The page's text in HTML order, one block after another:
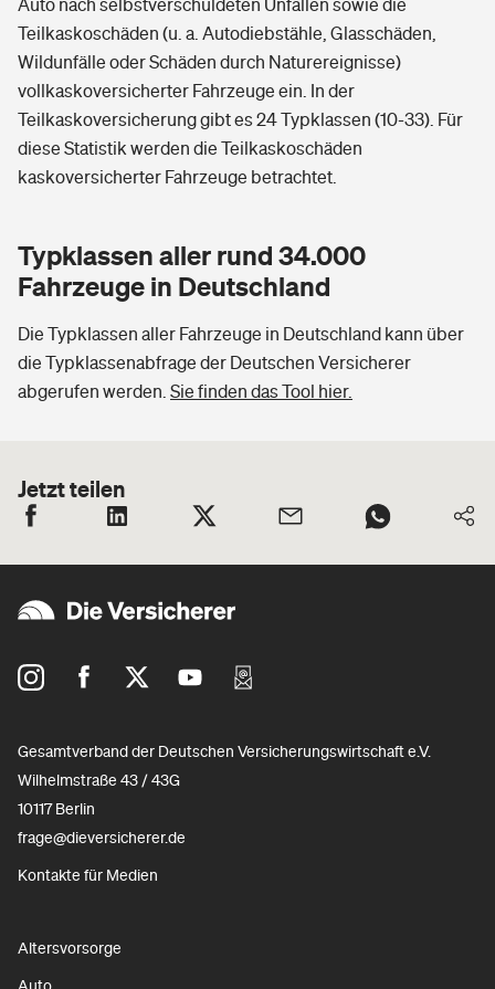
Auto nach selbstverschuldeten Unfällen sowie die
Teilkaskoschäden (u. a. Autodiebstähle, Glasschäden,
Wildunfälle oder Schäden durch Naturereignisse)
vollkaskoversicherter Fahrzeuge ein. In der
Teilkaskoversicherung gibt es 24 Typklassen (10-33). Für
diese Statistik werden die Teilkaskoschäden
kaskoversicherter Fahrzeuge betrachtet.
Typklassen aller rund 34.000
Fahrzeuge in Deutschland
Die Typklassen aller Fahrzeuge in Deutschland kann über
die Typklassenabfrage der Deutschen Versicherer
abgerufen werden. Sie finden das Tool hier.
Jetzt teilen
Gesamtverband der Deutschen Versicherungswirtschaft e.V.
Wilhelmstraße 43 / 43G
10117 Berlin
frage@dieversicherer.de
Kontakte für Medien
Altersvorsorge